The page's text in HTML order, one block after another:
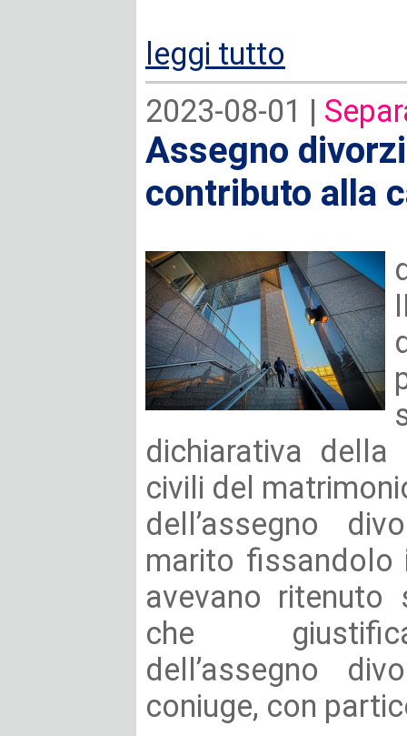
leggi tutto
2023-08-01 |
Assegno
contributo alla
dichiarativa
civili del
dell’assegno
marito fissandolo
avevano ritenuto
che
dell’assegno
coniuge, con